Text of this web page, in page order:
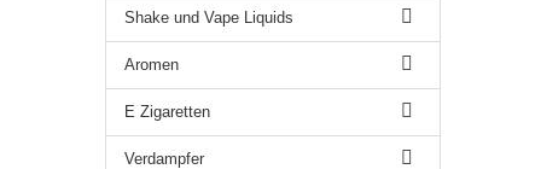
Shake und Vape Liquids
Aromen
E Zigaretten
Verdampfer